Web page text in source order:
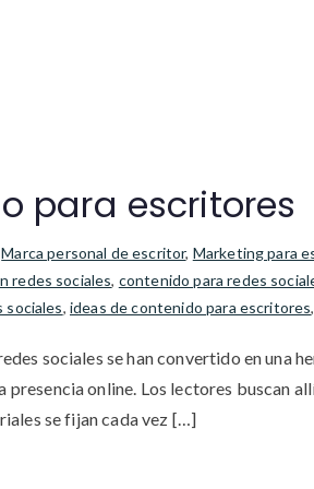
para escritores
Marca personal de escritor, Marketing para
redes sociales, contenido para redes
sociales, ideas de contenido para escritores,
sociales se han convertido en una
online. Los lectores buscan
se fijan cada vez […]